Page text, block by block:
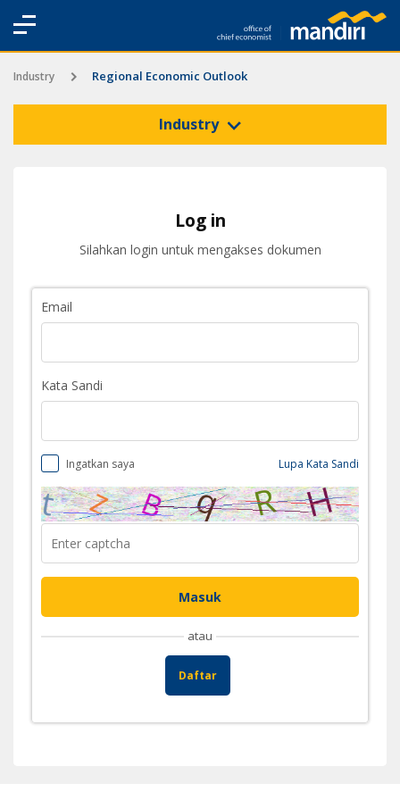
Industry Regional Economic Outlook
Industry
Log in
Silahkan login untuk mengakses dokumen
Email
Kata Sandi
Ingatkan saya Lupa Kata Sandi
atau
Daftar